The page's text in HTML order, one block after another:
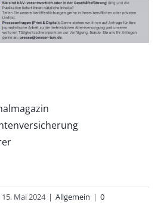
15. Mai 2024 | Allgemein | 0